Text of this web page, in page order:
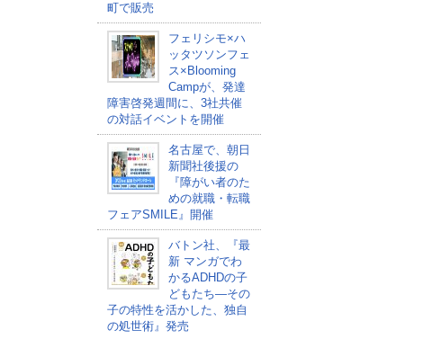
町で販売
フェリシモ×ハ
ッタツソンフェ
ス×Blooming
Campが、発達
障害啓発週間に、3社共催
の対話イベントを開催
名古屋で、朝日
新聞社後援の
『障がい者のた
めの就職・転職
フェアSMILE』開催
バトン社、『最
新 マンガでわ
かるADHDの子
どもたち―その
子の特性を活かした、独自
の処世術』発売